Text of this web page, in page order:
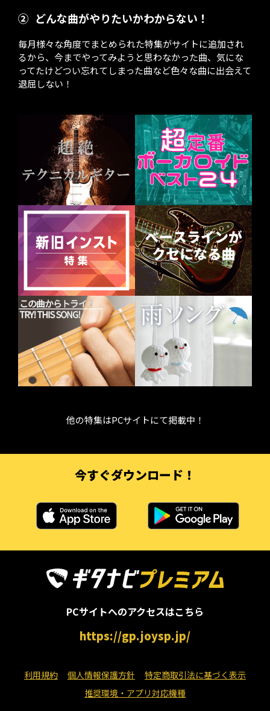
② どんな曲がやりたいかわからない！
毎月様々な角度でまとめられた特集がサイトに追加され
るから、今までやってみようと思わなかった曲、気にな
ってたけどつい忘れてしまった曲など色々な曲に出会えて
退屈しない！
他の特集はPCサイトにて掲載中！
今すぐダウンロード！
PCサイトへのアクセスはこちら
https://gp.joysp.jp/
利用規約 個人情報保護方針
特定商取引法に基づく表示
推奨環境・アプリ対応機種